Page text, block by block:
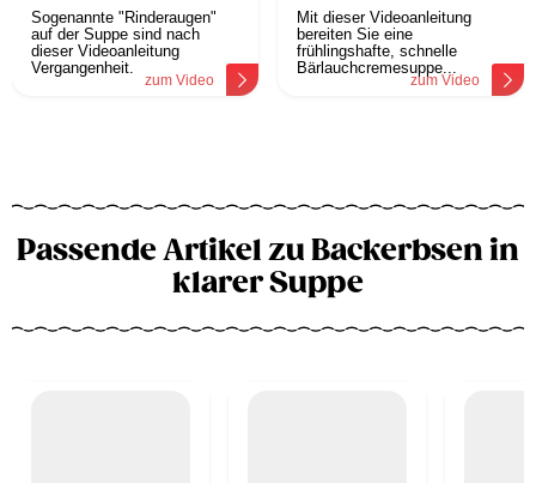
Sogenannte "Rinderaugen"
auf der Suppe sind nach
dieser Videoanleitung
Vergangenheit.
zum Video
Mit dieser Videoanleitung
bereiten Sie eine
frühlingshafte, schnelle
Bärlauchcremesuppe...
zum Video
Passende Artikel zu Backerbsen in
klarer Suppe